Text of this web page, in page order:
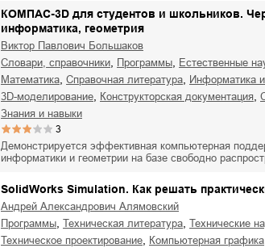
КОМПАС-3D для студентов и школьников.
информатика, геометрия
Виктор Павлович Большаков
словари, справочники
программы естественные
математика справочная литература информатика
3D-моделирование конструкторская документация
знания и навыки
3
Демонстрируется эффективная компьютерная
информатики и геометрии на базе свободно
SolidWorks Simulation. Как решать
Андрей Александрович Алямовский
программы
техническая литература технические
техническое проектирование компьютерная графика